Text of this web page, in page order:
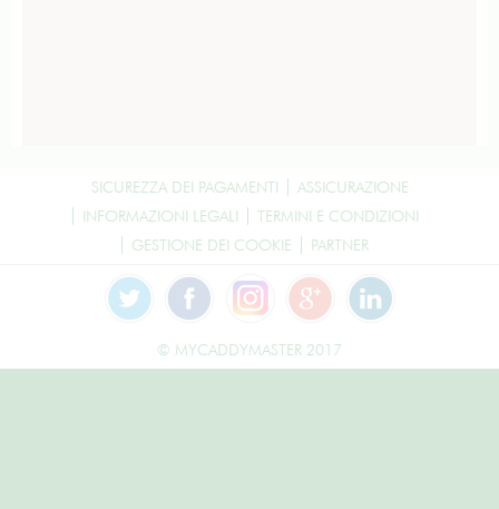
SICUREZZA DEI PAGAMENTI
ASSICURAZIONE
INFORMAZIONI LEGALI
TERMINI E CONDIZIONI
GESTIONE DEI COOKIE
PARTNER
© MYCADDYMASTER 2017